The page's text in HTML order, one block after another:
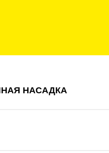
НАСАДКА